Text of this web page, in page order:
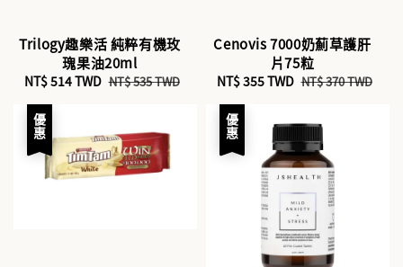
Trilogy趣樂活 純粹有機玫
瑰果油20ml
Sale
price
NT$ 514 TWD Regular
NT$ 535 TWD
Cenovis 7000奶薊草護肝
片75粒
Sale
price
NT$ 355 TWD Regular
NT$ 370 TWD
優惠 優惠